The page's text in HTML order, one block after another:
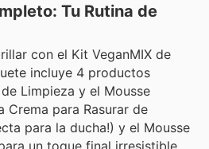
Tu Rutina de
con el Kit VeganMIX de
incluye 4 productos
Limpieza y el Mousse
Crema para Rasurar de
para la ducha!) y el Mousse
un toque final irresistible.